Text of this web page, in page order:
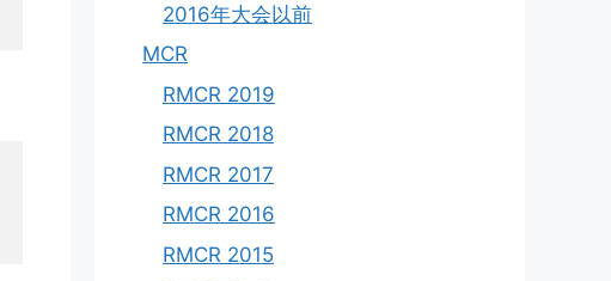
2016年大会以前
MCR
RMCR 2019
RMCR 2018
RMCR 2017
RMCR 2016
RMCR 2015